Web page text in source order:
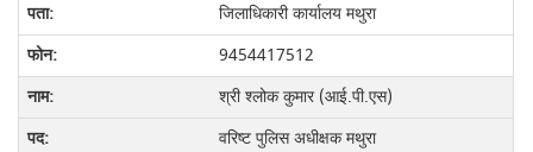
जिलाधिकारी कार्यालय मथुरा
9454417512
श्री श्लोक कुमार (आई.पी.एस)
वरिष्ट पुलिस अधीक्षक मथुरा